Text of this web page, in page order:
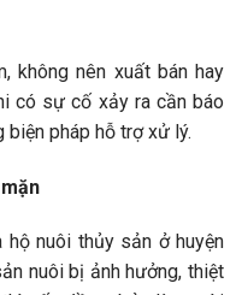
không nên xuất bán hay
có sự cố xảy ra cần báo
biện pháp hỗ trợ xử lý.
nuôi thủy sản ở huyện
nuôi bị ảnh hưởng, thiệt